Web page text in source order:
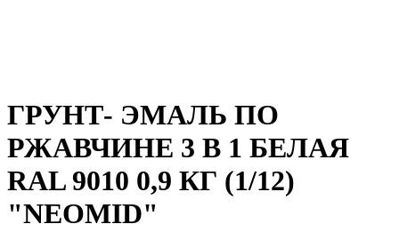
ГРУНТ- ЭМАЛЬ ПО
РЖАВЧИНЕ 3 В 1 БЕЛАЯ
RAL 9010 0,9 КГ (1/12)
"NEOMID"